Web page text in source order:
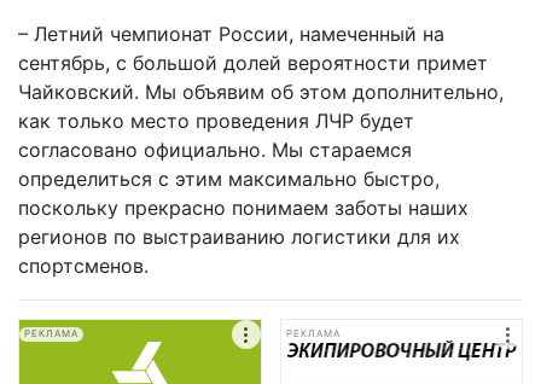
– Летний чемпионат России, намеченный на
сентябрь, с большой долей вероятности примет
Чайковский. Мы объявим об этом дополнительно,
как только место проведения ЛЧР будет
согласовано официально. Мы стараемся
определиться с этим максимально быстро,
поскольку прекрасно понимаем заботы наших
регионов по выстраиванию логистики для их
спортсменов.
РЕКЛАМА РЕКЛАМА